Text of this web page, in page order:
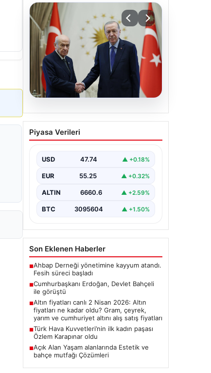
06.08.2026
Cumhurbaşkanı Erdoğan,
Devlet Bahçeli ile görüştü
Piyasa Verileri
USD 47.74 ▲ +0.18%
EUR 55.25 ▲ +0.32%
ALTIN 6660.6 ▲ +2.59%
BTC 3095604 ▲ +1.50%
Son Eklenen Haberler
■Ahbap Derneği yönetimine kayyum atandı.
Fesih süreci başladı
■Cumhurbaşkanı Erdoğan, Devlet Bahçeli
ile görüştü
■Altın fiyatları canlı 2 Nisan 2026: Altın
fiyatları ne kadar oldu? Gram, çeyrek,
yarım ve cumhuriyet altını alış satış fiyatları
■Türk Hava Kuvvetleri’nin ilk kadın paşası
Özlem Karapınar oldu
■Açık Alan Yaşam alanlarında Estetik ve
bahçe mutfağı Çözümleri